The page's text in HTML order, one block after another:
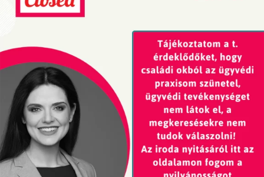
Tovább olvasom »
Karanténkoncert és jogdíjfizetés?